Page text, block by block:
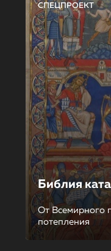
СПЕЦПРОЕКТ
Библия
От Всемирного
потепления